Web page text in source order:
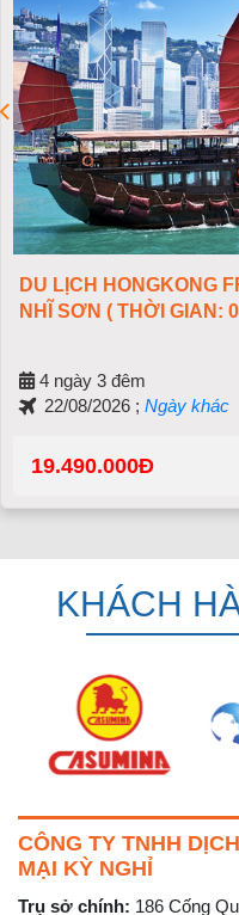
HONGKONG
( THỜI GIAN: 04 NGÀY
3 đêm
2026 ;Ngày khác
KHÁCH
CÔNG TY TNHH
MẠI KỲ NGHỈ
Trụ sở chính: 186 Cống